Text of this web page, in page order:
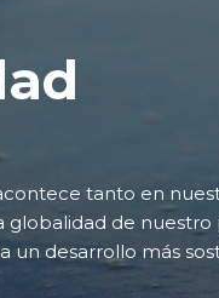
tanto en
globalidad de nuestro
un desarrollo más